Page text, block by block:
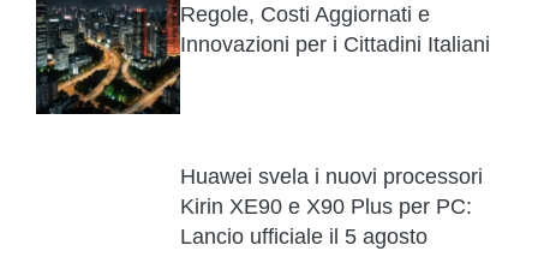
Regole, Costi Aggiornati e
Innovazioni per i Cittadini Italiani
Huawei svela i nuovi processori
Kirin XE90 e X90 Plus per PC:
Lancio ufficiale il 5 agosto